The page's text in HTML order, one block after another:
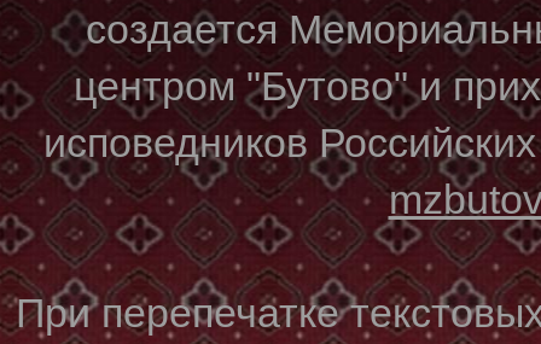
создается
центром "Бутово" и
исповедников
При перепечатке